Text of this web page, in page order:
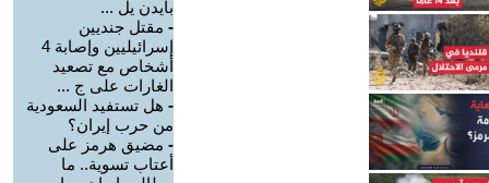
بايدن يل ...
- مقتل جنديين
إسرائيليين وإصابة 4
أشخاص مع تصعيد
الغارات على ج ...
- هل تستفيد السعودية
من حرب إيران؟
- مضيق هرمز على
أعتاب تسوية.. ما